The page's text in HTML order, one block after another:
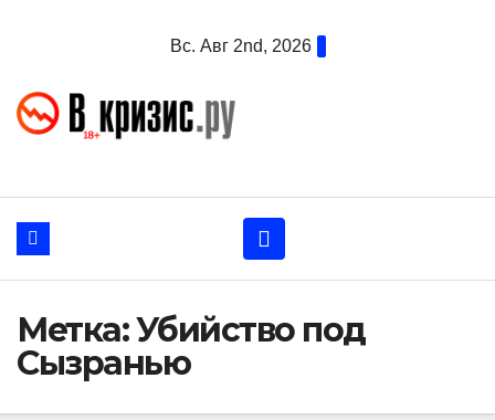
Вс. Авг 2nd, 2026
Метка:Убийство под
Сызранью